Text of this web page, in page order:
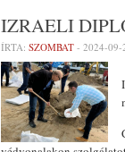
IZRAELI
ÍRTA: SZOMBAT - 2024-09-